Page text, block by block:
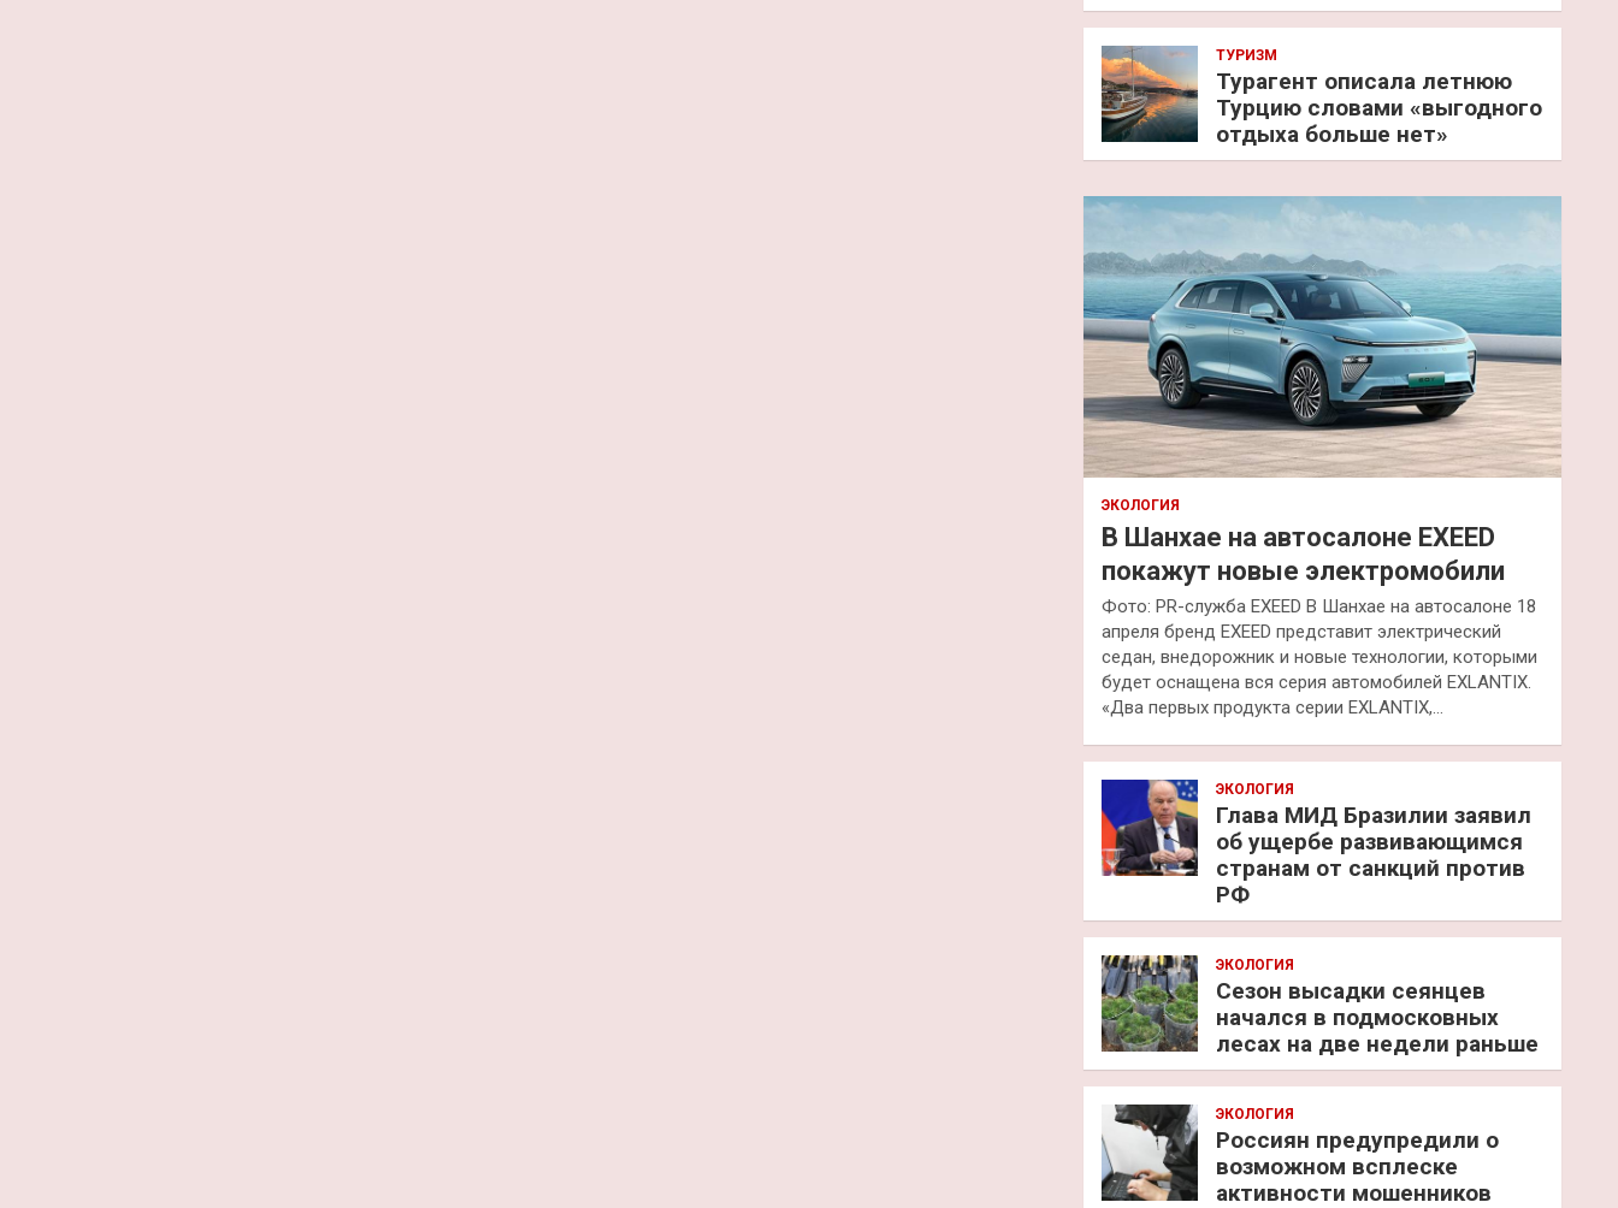
ТУРИЗМ
Турагент описала летнюю
Турцию словами «выгодного
отдыха больше нет»
ЭКОЛОГИЯ
В Шанхае на автосалоне EXEED
покажут новые электромобили
Фото: PR-служба EXEED В Шанхае на автосалоне 18
апреля бренд EXEED представит электрический
седан, внедорожник и новые технологии, которыми
будет оснащена вся серия автомобилей EXLANTIX.
«Два первых продукта серии EXLANTIX,…
ЭКОЛОГИЯ
Глава МИД Бразилии заявил
об ущербе развивающимся
странам от санкций против
РФ
ЭКОЛОГИЯ
Сезон высадки сеянцев
начался в подмосковных
лесах на две недели раньше
ЭКОЛОГИЯ
Россиян предупредили о
возможном всплеске
активности мошенников